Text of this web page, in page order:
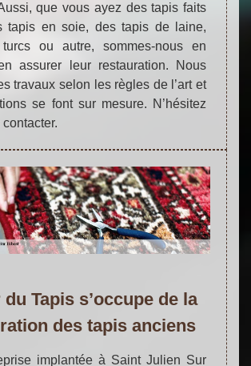
que vous ayez des tapis faits
tapis en soie, des tapis de laine,
ou autre, sommes-nous en
assurer leur restauration. Nous
travaux selon les règles de l’art et
se font sur mesure. N’hésitez
Tapis s’occupe de la
des tapis anciens
implantée à Saint Julien Sur